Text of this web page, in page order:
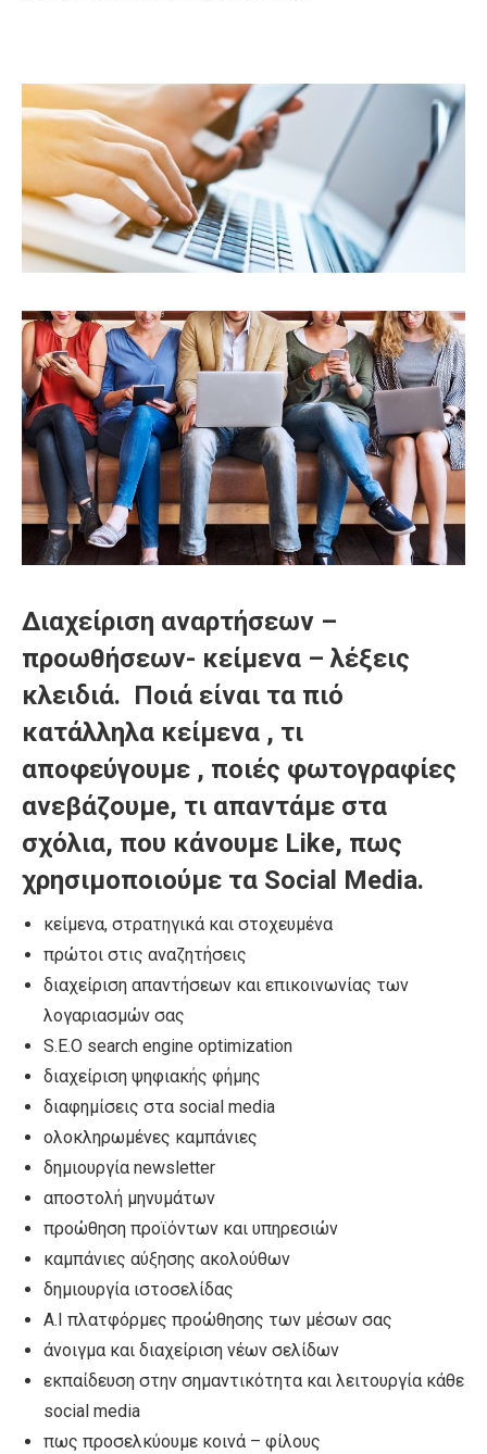
Διαχείριση αναρτήσεων –
προωθήσεων- κείμενα – λέξεις
κλειδιά. Ποιά είναι τα πιό
κατάλληλα κείμενα , τι
αποφεύγουμε , ποιές φωτογραφίες
ανεβάζουμe, τι απαντάμε στα
σχόλια, που κάνουμε Like, πως
χρησιμοποιούμε τα Social Media.
κείμενα, στρατηγικά και στοχευμένα
πρώτοι στις αναζητήσεις
διαχείριση απαντήσεων και επικοινωνίας των
λογαριασμών σας
S.E.O search engine optimization
διαχείριση ψηφιακής φήμης
διαφημίσεις στα social media
ολοκληρωμένες καμπάνιες
δημιουργία newsletter
αποστολή μηνυμάτων
προώθηση προϊόντων και υπηρεσιών
καμπάνιες αύξησης ακολούθων
δημιουργία ιστοσελίδας
A.I πλατφόρμες προώθησης των μέσων σας
άνοιγμα και διαχείριση νέων σελίδων
εκπαίδευση στην σημαντικότητα και λειτουργία κάθε
social media
πως προσελκύουμε κοινά – φίλους